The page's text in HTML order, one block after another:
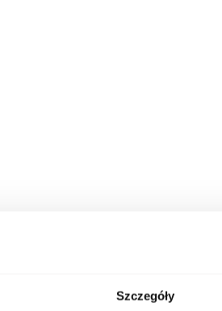
Szczegóły